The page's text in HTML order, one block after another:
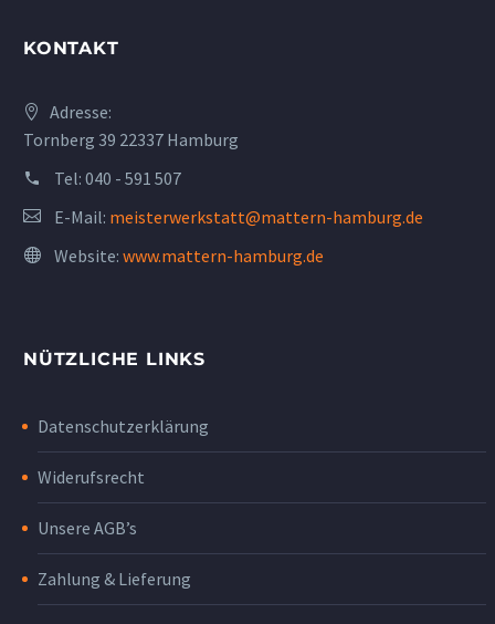
KONTAKT
Adresse:
Tornberg 39 22337 Hamburg
Tel: 040 - 591 507
E-Mail: meisterwerkstatt@mattern-hamburg.de
Website: www.mattern-hamburg.de
NÜTZLICHE LINKS
Datenschutzerklärung
Widerufsrecht
Unsere AGB’s
Zahlung & Lieferung